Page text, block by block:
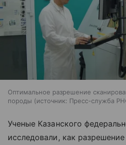
Оптимальное разрешение
породы
источник: Пресс-служба
Ученые Казанского
исследовали, как